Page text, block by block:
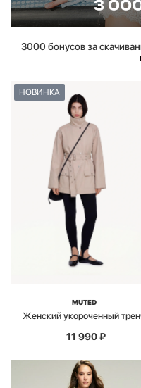
3000 бонусов за
НОВИНКА
MUTED
Женский укороченный
11 990₽